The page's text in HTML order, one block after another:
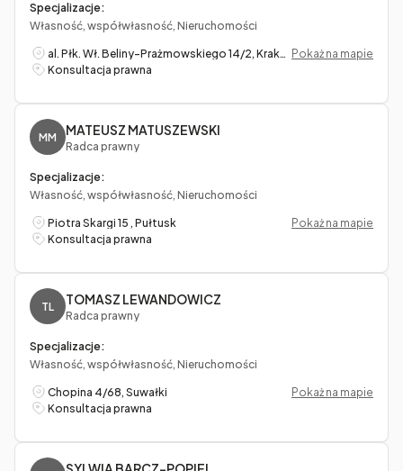
Specjalizacje:
Własność, współwłasność, Nieruchomości
al. Płk. Wł. Beliny-Prażmowskiego 14/2, Kraków Pokaż na mapie
Konsultacja prawna
MM MATEUSZ MATUSZEWSKI
Radca prawny
Specjalizacje:
Własność, współwłasność, Nieruchomości
Piotra Skargi 15 , Pułtusk
Pokaż na mapie
Konsultacja prawna
TL TOMASZ LEWANDOWICZ
Radca prawny
Specjalizacje:
Własność, współwłasność, Nieruchomości
Chopina 4/68, Suwałki
Pokaż na mapie
Konsultacja prawna